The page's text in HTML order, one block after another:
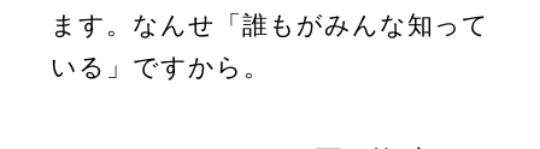
ます。なんせ「誰もがみんな知って
いる」ですから。